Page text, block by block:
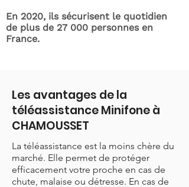
En 2020, ils sécurisent le quotidien
de plus de 27 000 personnes en
France.
Les avantages de la
téléassistance Minifone à
CHAMOUSSET
La téléassistance est la moins chère du
marché. Elle permet de protéger
efficacement votre proche en cas de
chute, malaise ou détresse. En cas de